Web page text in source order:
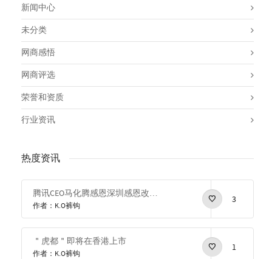
新闻中心
未分类
网商感悟
网商评选
荣誉和资质
行业资讯
热度资讯
腾讯CEO马化腾感恩深圳感恩改革开放
作者：K.O裤钩
3
＂虎都＂即将在香港上市
作者：K.O裤钩
1